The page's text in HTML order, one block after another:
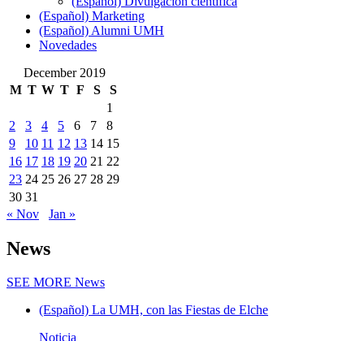
(Español) Marketing
(Español) Alumni UMH
Novedades
December 2019
M T W T F S
S
1
2
3 4 5 6 7
8
9
10 11 12 13 14 15
16 17 18 19 20 21 22
23 24 25 26 27 28 29
30 31
« Nov
Jan »
News
SEE MORE News
(Español) La UMH, con las Fiestas de Elche
Noticia